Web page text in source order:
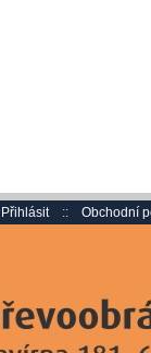
Přihlásit :: Obchodní